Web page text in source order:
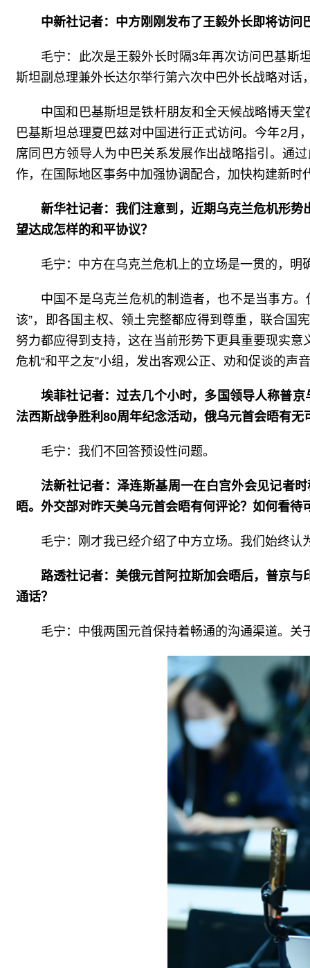
中新社记者：中方刚刚发布了王毅外长即将访
毛宁：此次是王毅外长时隔3年再次访问巴基斯
斯坦副总理兼外长达尔举行第六次中巴外长战略对
中国和巴基斯坦是铁杆朋友和全天候战略博天
巴基斯坦总理夏巴兹对中国进行正式访问。今年2月
席同巴方领导人为中巴关系发展作出战略指引。通
作，在国际地区事务中加强协调配合，加快构建新时
新华社记者：我们注意到，近期乌克兰危机形
望达成怎样的和平协议？
毛宁：中方在乌克兰危机上的立场是一贯的，明
中国不是乌克兰危机的制造者，也不是当事方
该”，即各国主权、领土完整都应得到尊重，联合国
努力都应得到支持，这在当前形势下更具重要现实
危机“和平之友”小组，发出客观公正、劝和促谈的
埃菲社记者：过去几个小时，多国领导人称普
法西斯战争胜利80周年纪念活动，俄乌元首会晤有无
毛宁：我们不回答预设性问题。
法新社记者：泽连斯基周一在白宫外会见记者
晤。外交部对昨天美乌元首会晤有何评论？如何看待
毛宁：刚才我已经介绍了中方立场。我们始终
路透社记者：美俄元首阿拉斯加会晤后，普京
通话？
毛宁：中俄两国元首保持着畅通的沟通渠道。